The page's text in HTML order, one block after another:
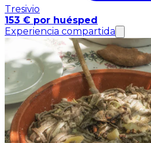
Tresivio
153 € por huésped
Experiencia compartida